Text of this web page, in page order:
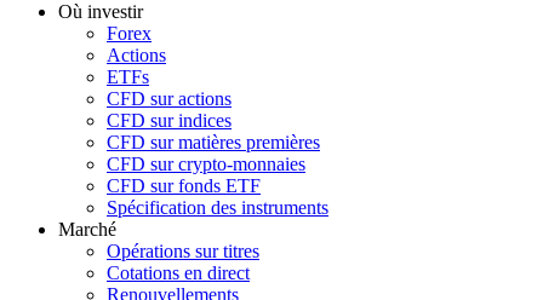
Où investir
Forex
Actions
ETFs
CFD sur actions
CFD sur indices
CFD sur matières premières
CFD sur crypto-monnaies
CFD sur fonds ETF
Spécification des instruments
Marché
Opérations sur titres
Cotations en direct
Renouvellements